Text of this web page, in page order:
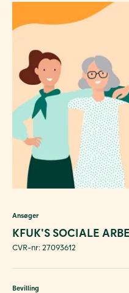
Ansøger
KFUK'S SOCIALE
CVR-nr: 27093612
Bevilling